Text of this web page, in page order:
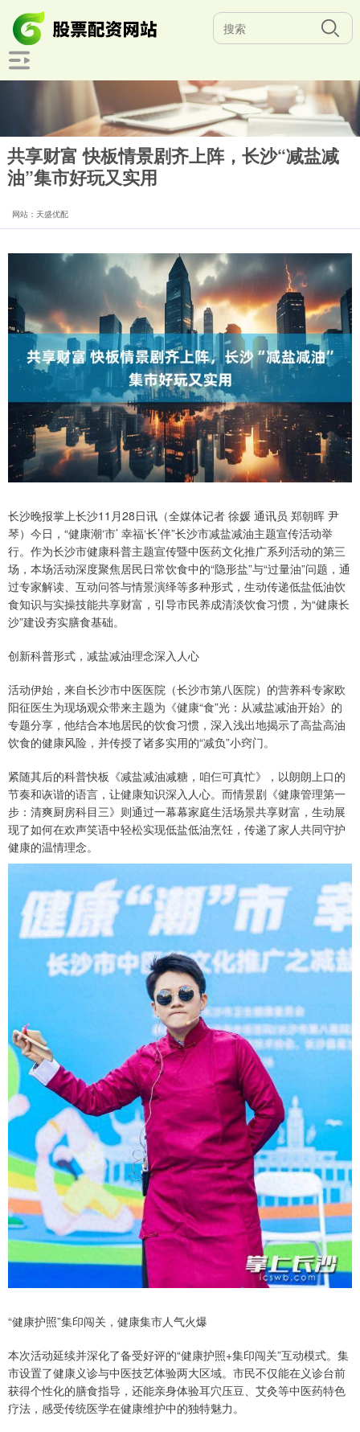
共享财富 快板情景剧齐上阵，长沙“减盐减
油”集市好玩又实用
网站：天盛优配
长沙晚报掌上长沙11月28日讯（全媒体记者 徐媛 通讯员 郑朝晖 尹
琴）今日，“健康潮‘市’ 幸福‘长’伴”长沙市减盐减油主题宣传活动举
行。作为长沙市健康科普主题宣传暨中医药文化推广系列活动的第三
场，本场活动深度聚焦居民日常饮食中的“隐形盐”与“过量油”问题，通
过专家解读、互动问答与情景演绎等多种形式，生动传递低盐低油饮
食知识与实操技能共享财富，引导市民养成清淡饮食习惯，为“健康长
沙”建设夯实膳食基础。
创新科普形式，减盐减油理念深入人心
活动伊始，来自长沙市中医医院（长沙市第八医院）的营养科专家欧
阳征医生为现场观众带来主题为《健康“食”光：从减盐减油开始》的
专题分享，他结合本地居民的饮食习惯，深入浅出地揭示了高盐高油
饮食的健康风险，并传授了诸多实用的“减负”小窍门。
紧随其后的科普快板《减盐减油减糖，咱仨可真忙》，以朗朗上口的
节奏和诙谐的语言，让健康知识深入人心。而情景剧《健康管理第一
步：清爽厨房科目三》则通过一幕幕家庭生活场景共享财富，生动展
现了如何在欢声笑语中轻松实现低盐低油烹饪，传递了家人共同守护
健康的温情理念。
“健康护照”集印闯关，健康集市人气火爆
本次活动延续并深化了备受好评的“健康护照+集印闯关”互动模式。集
市设置了健康义诊与中医技艺体验两大区域。市民不仅能在义诊台前
获得个性化的膳食指导，还能亲身体验耳穴压豆、艾灸等中医药特色
疗法，感受传统医学在健康维护中的独特魅力。